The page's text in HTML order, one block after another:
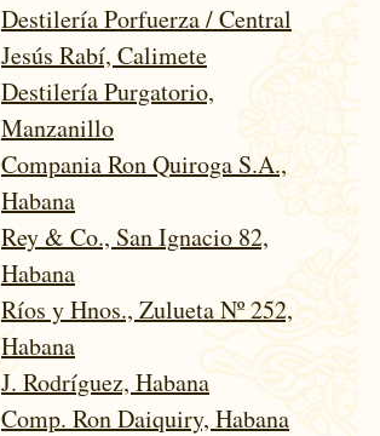
Destilería Porfuerza / Central
Jesús Rabí, Calimete
Destilería Purgatorio,
Manzanillo
Compania Ron Quiroga S.A.,
Habana
Rey & Co., San Ignacio 82,
Habana
Ríos y Hnos., Zulueta Nº 252,
Habana
J. Rodríguez, Habana
Comp. Ron Daiquiry, Habana